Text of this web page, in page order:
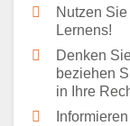
Nutzen
Lernens!
Denken
beziehen
in Ihre